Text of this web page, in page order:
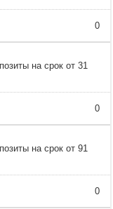
0
на срок от 31
0
на срок от 91
0